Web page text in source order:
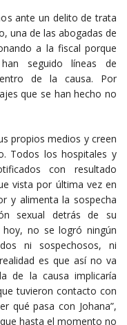
ante un delito de trata
una de las abogadas de
a la fiscal porque
seguido líneas de
de la causa. Por
que se han hecho no
propios medios y creen
Todos los hospitales y
con resultado
vista por última vez en
y alimenta la sospecha
sexual detrás de su
hoy, no se logró ningún
ni sospechosos, ni
es que así no va
de la causa implicaría
tuvieron contacto con
qué pasa con Johana”,
hasta el momento no